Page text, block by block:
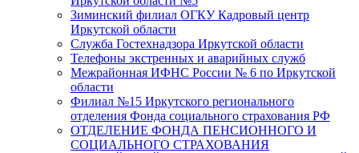
Зиминский филиал ОГКУ Кадровый центр
Иркутской области
Служба Гостехнадзора Иркутской области
Телефоны экстренных и аварийных служб
Межрайонная ИФНС России № 6 по Иркутской
области
Филиал №15 Иркутского регионального
отделения Фонда социального страхования РФ
ОТДЕЛЕНИЕ ФОНДА ПЕНСИОННОГО И
СОЦИАЛЬНОГО СТРАХОВАНИЯ